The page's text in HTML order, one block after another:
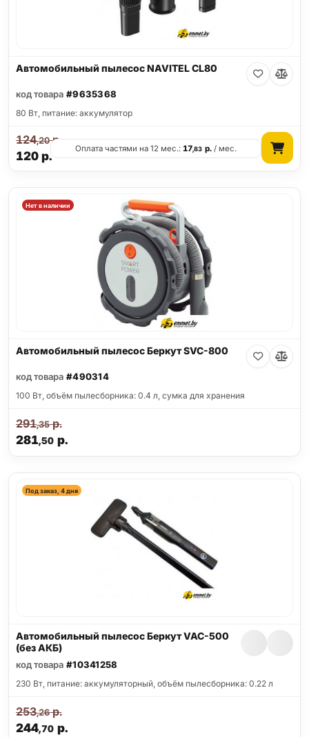
Автомобильный пылесос NAVITEL CL80
код товара #9635368
80 Вт, питание: аккумулятор
120р.
124,20р.
Оплата частями на 12 мес.:17,83 р./ мес.
Нет в наличии
Автомобильный пылесос Беркут SVC-800
код товара #490314
100 Вт, объём пылесборника: 0.4 л, сумка для хранения
281,50р.
291,35р.
Под заказ, 4 дня
Автомобильный пылесос Беркут VAC-500
(без АКБ)
код товара #10341258
230 Вт, питание: аккумуляторный, объём пылесборника: 0.22 л
244,70р.
253,26р.